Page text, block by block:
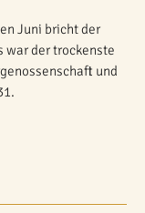
Juni bricht der
war der trockenste
und